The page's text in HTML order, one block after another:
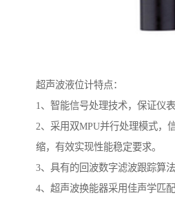
超声波液位计特点：
1、智能信号处理技术，保证仪
2、采用双MPU并行处理模式，
缩，有效实现性能稳定要求。
3、具有的回波数字滤波跟踪算
4、超声波换能器采用佳声学匹